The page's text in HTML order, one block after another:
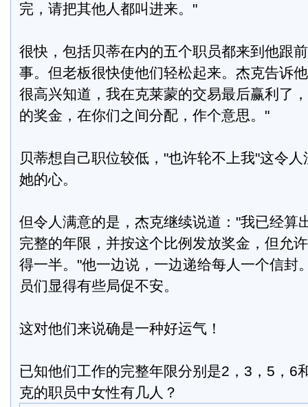
完，请把其他人都叫进来。"
很快，包括贝蒂在内的五个职员都来到他跟
事。但老板很快使他们轻松起来。杰克告诉
很高兴知道，我在克莱蒙的交易最后赢利了
的奖金，在你们之间分配，作个意思。"
贝蒂想自己职位较低，"也许轮不上我"这令
她的心。
但令人满意的是，杰克继续说道："我已经算
完整的年限，并按这个比例发放奖金，但允
得一半。"他一边说，一边递给每人一个信封
员们显得有些局促不安。
这对他们来说确是一种好运气！
已知他们工作的完整年限分别是2，3，5，6
克的职员中女性有几人？